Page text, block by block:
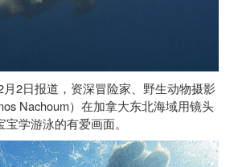
月 2日报道，资深冒险家、野生动物摄影
Nachoum）在加拿大东北海域用镜头
学游泳的有爱画面。